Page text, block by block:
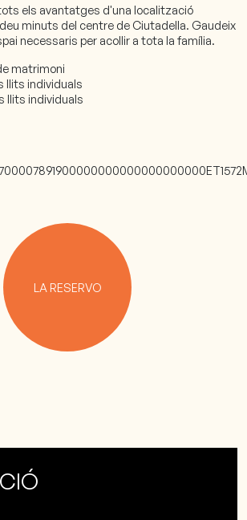
els avantatges d'una localització
minuts del centre de Ciutadella. Gaudeix
necessaris per acollir a tota la família.
matrimoni
llits individuals
llits individuals
LA RESERVO